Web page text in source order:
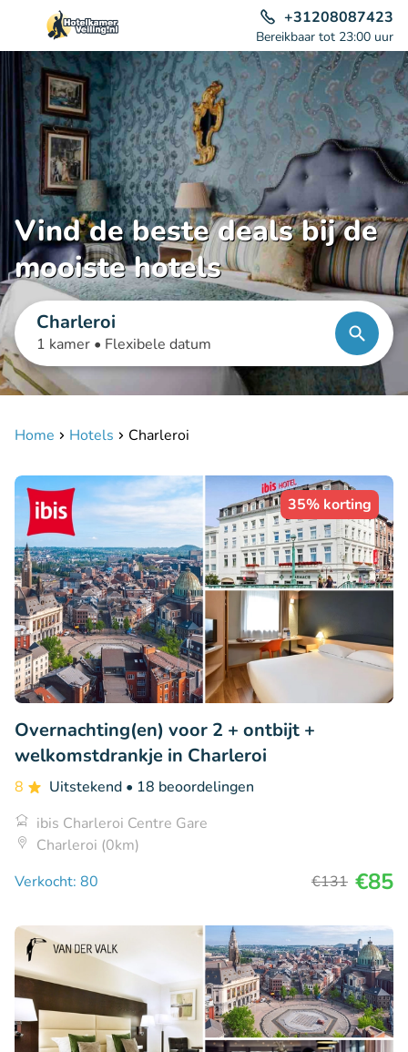
+31208087423
Bereikbaar tot 23:00 uur
Vind de beste deals bij de
mooiste hotels
Charleroi
1 kamer • Flexibele datum
Home Hotels Charleroi
35% korting
Overnachting(en) voor 2 + ontbijt +
welkomstdrankje in Charleroi
8 Uitstekend • 18 beoordelingen
ibis Charleroi Centre Gare
Charleroi (0km)
Verkocht: 80
€131 €85